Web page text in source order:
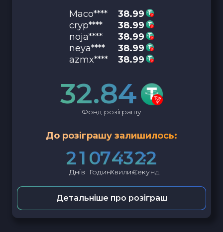
Maco****
38.99
cryp****
38.99
noja****
38.99
neya****
38.99
azmx****
38.99
32.84
Фонд розіграшу
До розіграшу залишилось:
21
Днів
07
Годин
43
Хвилин
21
Секунд
Детальніше про розіграш